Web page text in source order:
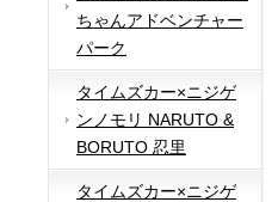
ちゃんアドベンチャー
パーク
タイムズカー×ニジゲ
ンノモリ NARUTO &
BORUTO 忍里
タイムズカー×ニジゲ